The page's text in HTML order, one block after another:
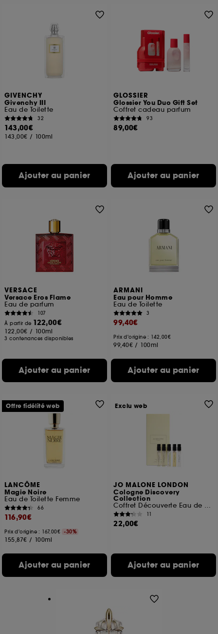
GIVENCHY
Givenchy III
Eau de Toilette
32
143,00€
143,00€ / 100ml
Ajouter au panier
GLOSSIER
Glossier You Duo Gift Set
Coffret cadeau parfum
93
89,00€
Ajouter au panier
VERSACE
Versace Eros Flame
Eau de parfum
107
À partir de 122,00€
122,00€ / 100ml
3 contenances disponibles
Ajouter au panier
ARMANI
Eau pour Homme
Eau de Toilette
3
99,40€
Prix d'origine : 142,00€
99,40€ / 100ml
Ajouter au panier
LANCÔME
Magie Noire
Eau de Toilette Femme
66
116,90€
Prix d'origine : 167,00€ -30%
155,87€ / 100ml
Ajouter au panier
Offre fidélité web
JO MALONE LONDON
Cologne Discovery
Collection
Coffret Découverte Eau de Cologne
11
22,00€
Ajouter au panier
Exclu web